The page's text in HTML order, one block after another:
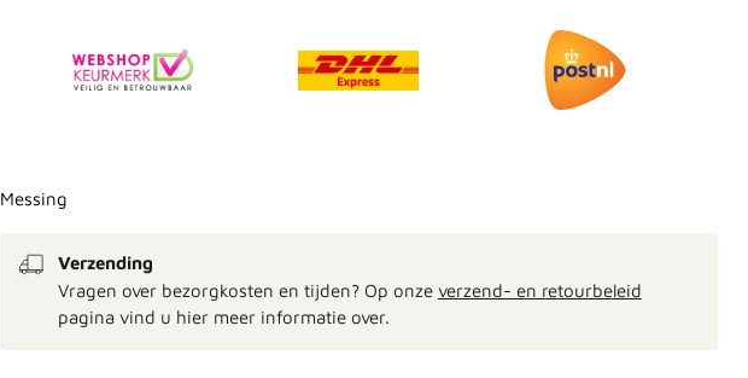
Messing
Verzending
Vragen over bezorgkosten en tijden? Op onze verzend- en retourbeleid
pagina vind u hier meer informatie over.